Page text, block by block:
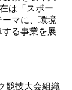
は「スポー
マに、環境
る事業を展
競技大会組織